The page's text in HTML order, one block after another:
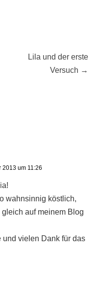
Lila und der erste
Versuch →
2013 um 11:26
wahnsinnig köstlich,
auf meinem Blog
und vielen Dank für das